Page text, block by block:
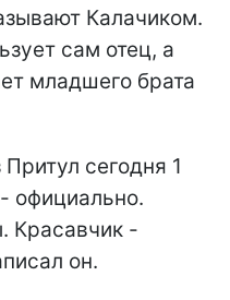
Калачиком.
сам отец, а
младшего брата
сегодня 1
официально.
Красавчик -
он.